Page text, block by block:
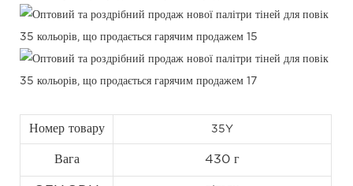
Номер товару 35Y
Вага 430 г